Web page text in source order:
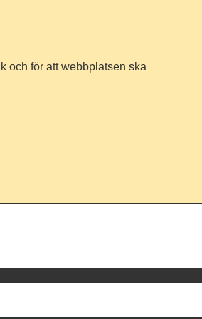
och för att webbplatsen ska